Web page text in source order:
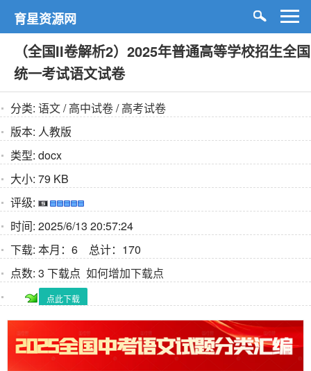
育星资源网
（全国II卷解析2）2025年普通高等学校招生全国
统一考试语文试卷
分类: 语文/高中试卷/高考试卷
版本: 人教版
类型: docx
大小: 79 KB
评级:
时间: 2025/6/13 20:57:24
下载: 本月：6 总计：170
点数: 3 下载点 如何增加下载点
点此下载